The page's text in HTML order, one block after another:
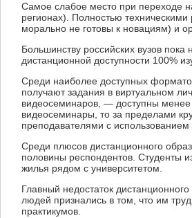
Самое слабое место при переходе
регионах). Полностью
морально не готовы к новациям) и
Большинству российских вузов
дистанционной доступности 100%
Среди наиболее доступных
получают задания в виртуальном
видеосеминаров, — доступны менее
видеосеминары, то за пределами
преподавателями с использованием
Среди плюсов дистанционного
половины респондентов. Студенты
жилья рядом с университетом.
Главный недостаток
людей признались в том, что им
практикумов.